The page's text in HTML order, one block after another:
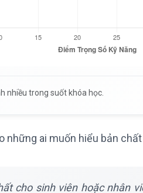
nhiều trong suốt khóa học.
những ai muốn hiểu bản
cho sinh viên hoặc nhân